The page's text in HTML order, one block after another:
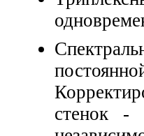
стенок -